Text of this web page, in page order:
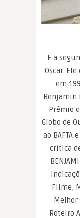
É a
Oscar.
em
Benjamin
Prêmio
Globo de
ao BAFTA
crítica de
Filme,
Melhor
Roteiro